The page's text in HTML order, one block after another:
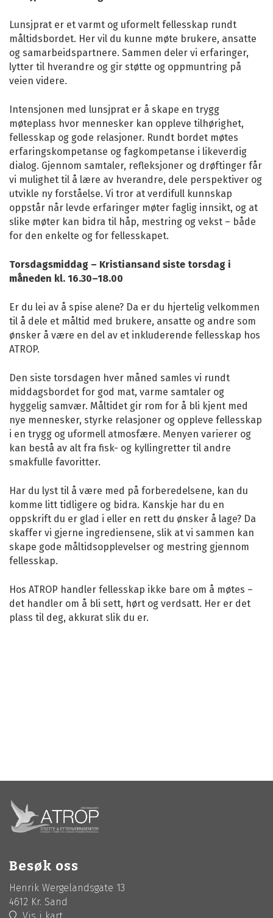
Lunsjprat er et varmt og uformelt fellesskap rundt
måltidsbordet. Her vil du kunne møte brukere, ansatte
og samarbeidspartnere. Sammen deler vi erfaringer,
lytter til hverandre og gir støtte og oppmuntring på
veien videre.
Intensjonen med lunsjprat er å skape en trygg
møteplass hvor mennesker kan oppleve tilhørighet,
fellesskap og gode relasjoner. Rundt bordet møtes
erfaringskompetanse og fagkompetanse i likeverdig
dialog. Gjennom samtaler, refleksjoner og drøftinger får
vi mulighet til å lære av hverandre, dele perspektiver og
utvikle ny forståelse. Vi tror at verdifull kunnskap
oppstår når levde erfaringer møter faglig innsikt, og at
slike møter kan bidra til håp, mestring og vekst – både
for den enkelte og for fellesskapet.
Torsdagsmiddag – Kristiansand siste torsdag i
måneden kl. 16.30–18.00
Er du lei av å spise alene? Da er du hjertelig velkommen
til å dele et måltid med brukere, ansatte og andre som
ønsker å være en del av et inkluderende fellesskap hos
ATROP.
Den siste torsdagen hver måned samles vi rundt
middagsbordet for god mat, varme samtaler og
hyggelig samvær. Måltidet gir rom for å bli kjent med
nye mennesker, styrke relasjoner og oppleve fellesskap
i en trygg og uformell atmosfære. Menyen varierer og
kan bestå av alt fra fisk- og kyllingretter til andre
smakfulle favoritter.
Har du lyst til å være med på forberedelsene, kan du
komme litt tidligere og bidra. Kanskje har du en
oppskrift du er glad i eller en rett du ønsker å lage? Da
skaffer vi gjerne ingrediensene, slik at vi sammen kan
skape gode måltidsopplevelser og mestring gjennom
fellesskap.
Hos ATROP handler fellesskap ikke bare om å møtes –
det handler om å bli sett, hørt og verdsatt. Her er det
plass til deg, akkurat slik du er.
Besøk oss
Henrik Wergelandsgate 13
4612 Kr. Sand